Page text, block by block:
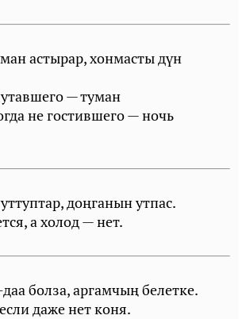
астырар, хонмасты дүн
— туман
не гостившего — ночь
доңганын утпас.
а холод — нет.
болза, аргамчың белетке.
даже нет коня.